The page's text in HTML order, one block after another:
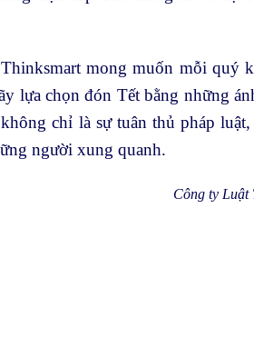
mong muốn mỗi quý
lựa chọn đón Tết bằng những
chỉ là sự tuân thủ pháp luật,
người xung quanh.
Công ty